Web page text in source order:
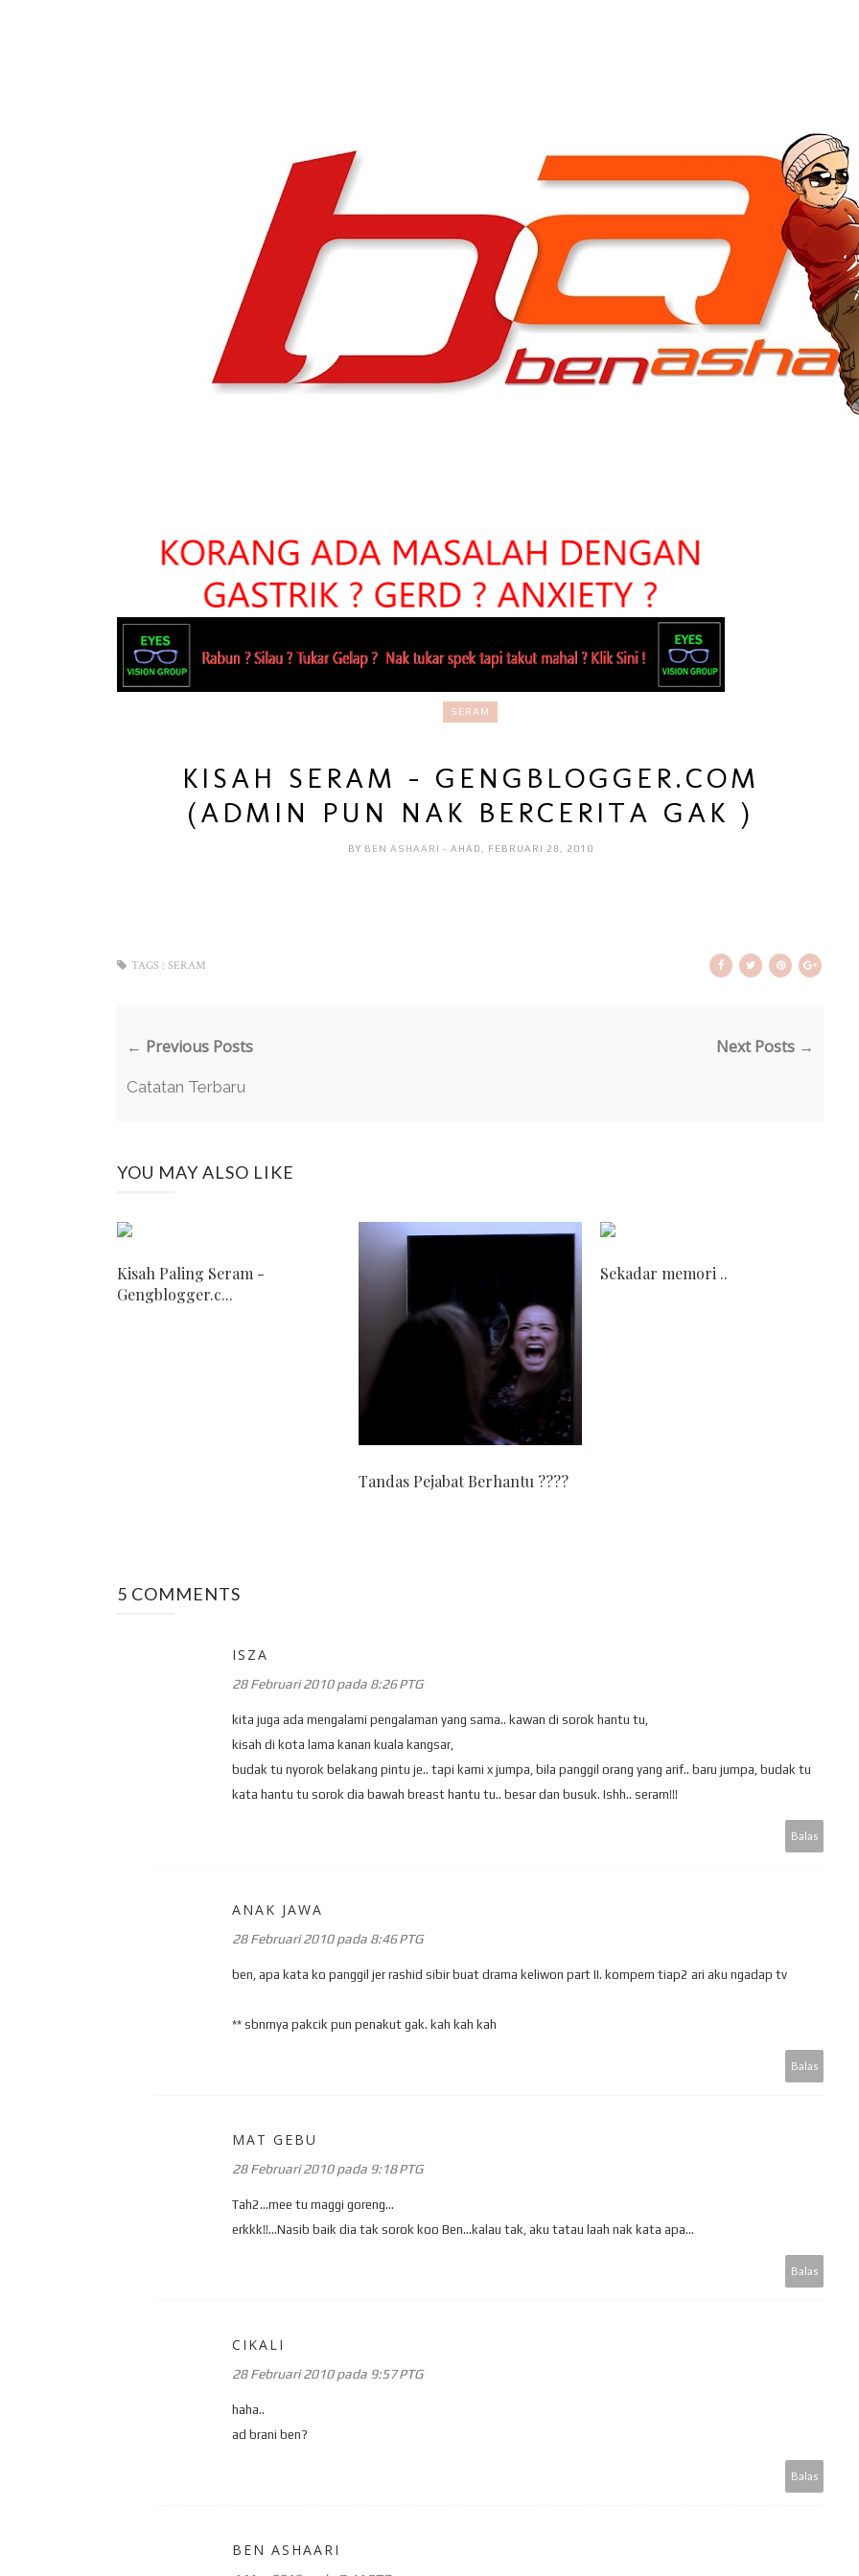
SERAM
KISAH SERAM - GENGBLOGGER.COM
(ADMIN PUN NAK BERCERITA GAK )
BY BEN ASHAARI - AHAD, FEBRUARI 28, 2010
TAGS : SERAM
← Previous Posts
Catatan Terbaru
Next Posts →
YOU MAY ALSO LIKE
Kisah Paling Seram -
Gengblogger.c...
Tandas Pejabat Berhantu ????
Sekadar memori ..
5 COMMENTS
ISZA
28 Februari 2010 pada 8:26 PTG
kita juga ada mengalami pengalaman yang sama.. kawan di sorok hantu tu,
kisah di kota lama kanan kuala kangsar,
budak tu nyorok belakang pintu je.. tapi kami x jumpa, bila panggil orang yang arif.. baru jumpa, budak tu
kata hantu tu sorok dia bawah breast hantu tu.. besar dan busuk. Ishh.. seram!!!
Balas
ANAK JAWA
28 Februari 2010 pada 8:46 PTG
ben, apa kata ko panggil jer rashid sibir buat drama keliwon part II. kompem tiap2 ari aku ngadap tv
** sbnrnya pakcik pun penakut gak. kah kah kah
Balas
MAT GEBU
28 Februari 2010 pada 9:18 PTG
Tah2...mee tu maggi goreng...
erkkk!!...Nasib baik dia tak sorok koo Ben...kalau tak, aku tatau laah nak kata apa...
Balas
CIKALI
28 Februari 2010 pada 9:57 PTG
haha..
ad brani ben?
Balas
BEN ASHAARI